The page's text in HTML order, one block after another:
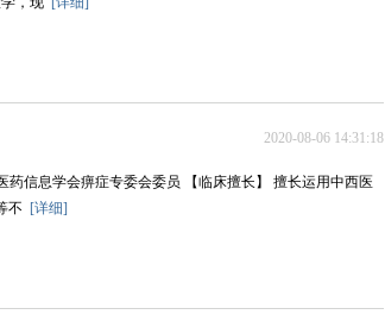
2020-08-06 14:31:18
信息学会痹症专委会委员 【临床擅长】 擅长运用中西医
不 [详细]